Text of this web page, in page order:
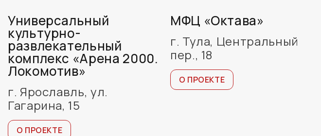
Универсальный
культурно-
развлекательный
комплекс «Арена 2000.
Локомотив»
г. Ярославль, ул.
Гагарина, 15
О ПРОЕКТЕ
МФЦ «Октава»
г. Тула, Центральный
пер., 18
О ПРОЕКТЕ